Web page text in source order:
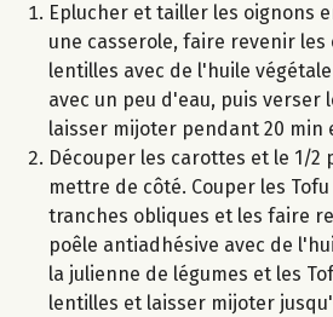
Eplucher et tailler les oignons
une casserole, faire revenir les
lentilles avec de l'huile
avec un peu d'eau, puis verser
laisser mijoter pendant 20 min
Découper les carottes et le 1/
mettre de côté. Couper les Tofu
tranches obliques et les faire
poêle antiadhésive avec de
la julienne de légumes et les
lentilles et laisser mijoter